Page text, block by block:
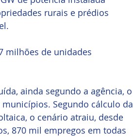
rurais e prédios
milhões de unidades
ainda segundo a agência, o
Segundo cálculo da
o cenário atraiu, desde
870 mil empregos em todas